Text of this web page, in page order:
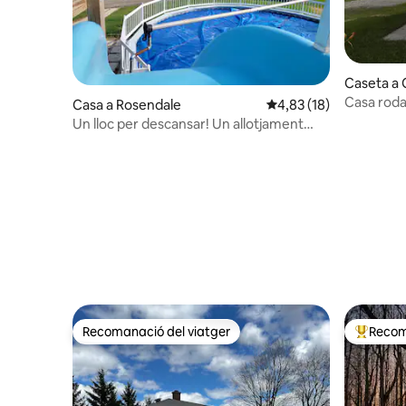
Casa a Rosendale 4,83 de puntuació
4,83 (18)
Un lloc per descansar! Un allotjament
Caseta a
Casa
Recomanació del viatger
Recomanació del viatger